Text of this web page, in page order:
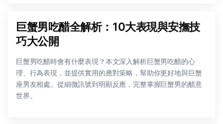
巨蟹男吃醋全解析：10大表現與安撫技
巧大公開
巨蟹男吃醋時會有什麼表現？本文深入解析巨蟹男吃醋的心
理、行為表現，並提供實用的應對策略，幫助你更好地與巨蟹
座男友相處。從細微訊號到明顯反應，完整掌握巨蟹男的醋意
世界。